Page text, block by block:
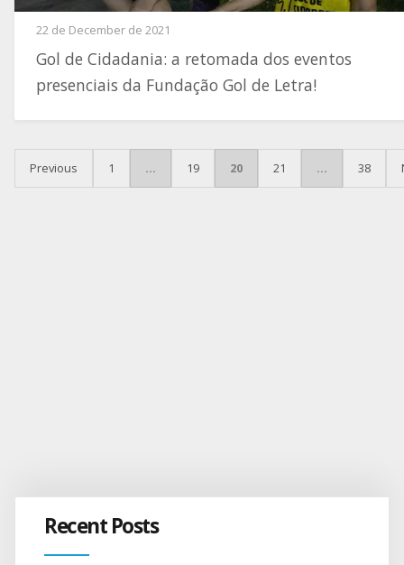
22 de December de 2021
Gol de Cidadania: a retomada dos eventos
presenciais da Fundação Gol de Letra!
POSTS PAGINATION
Previous 1 … 19 20 21 … 38
Recent Posts